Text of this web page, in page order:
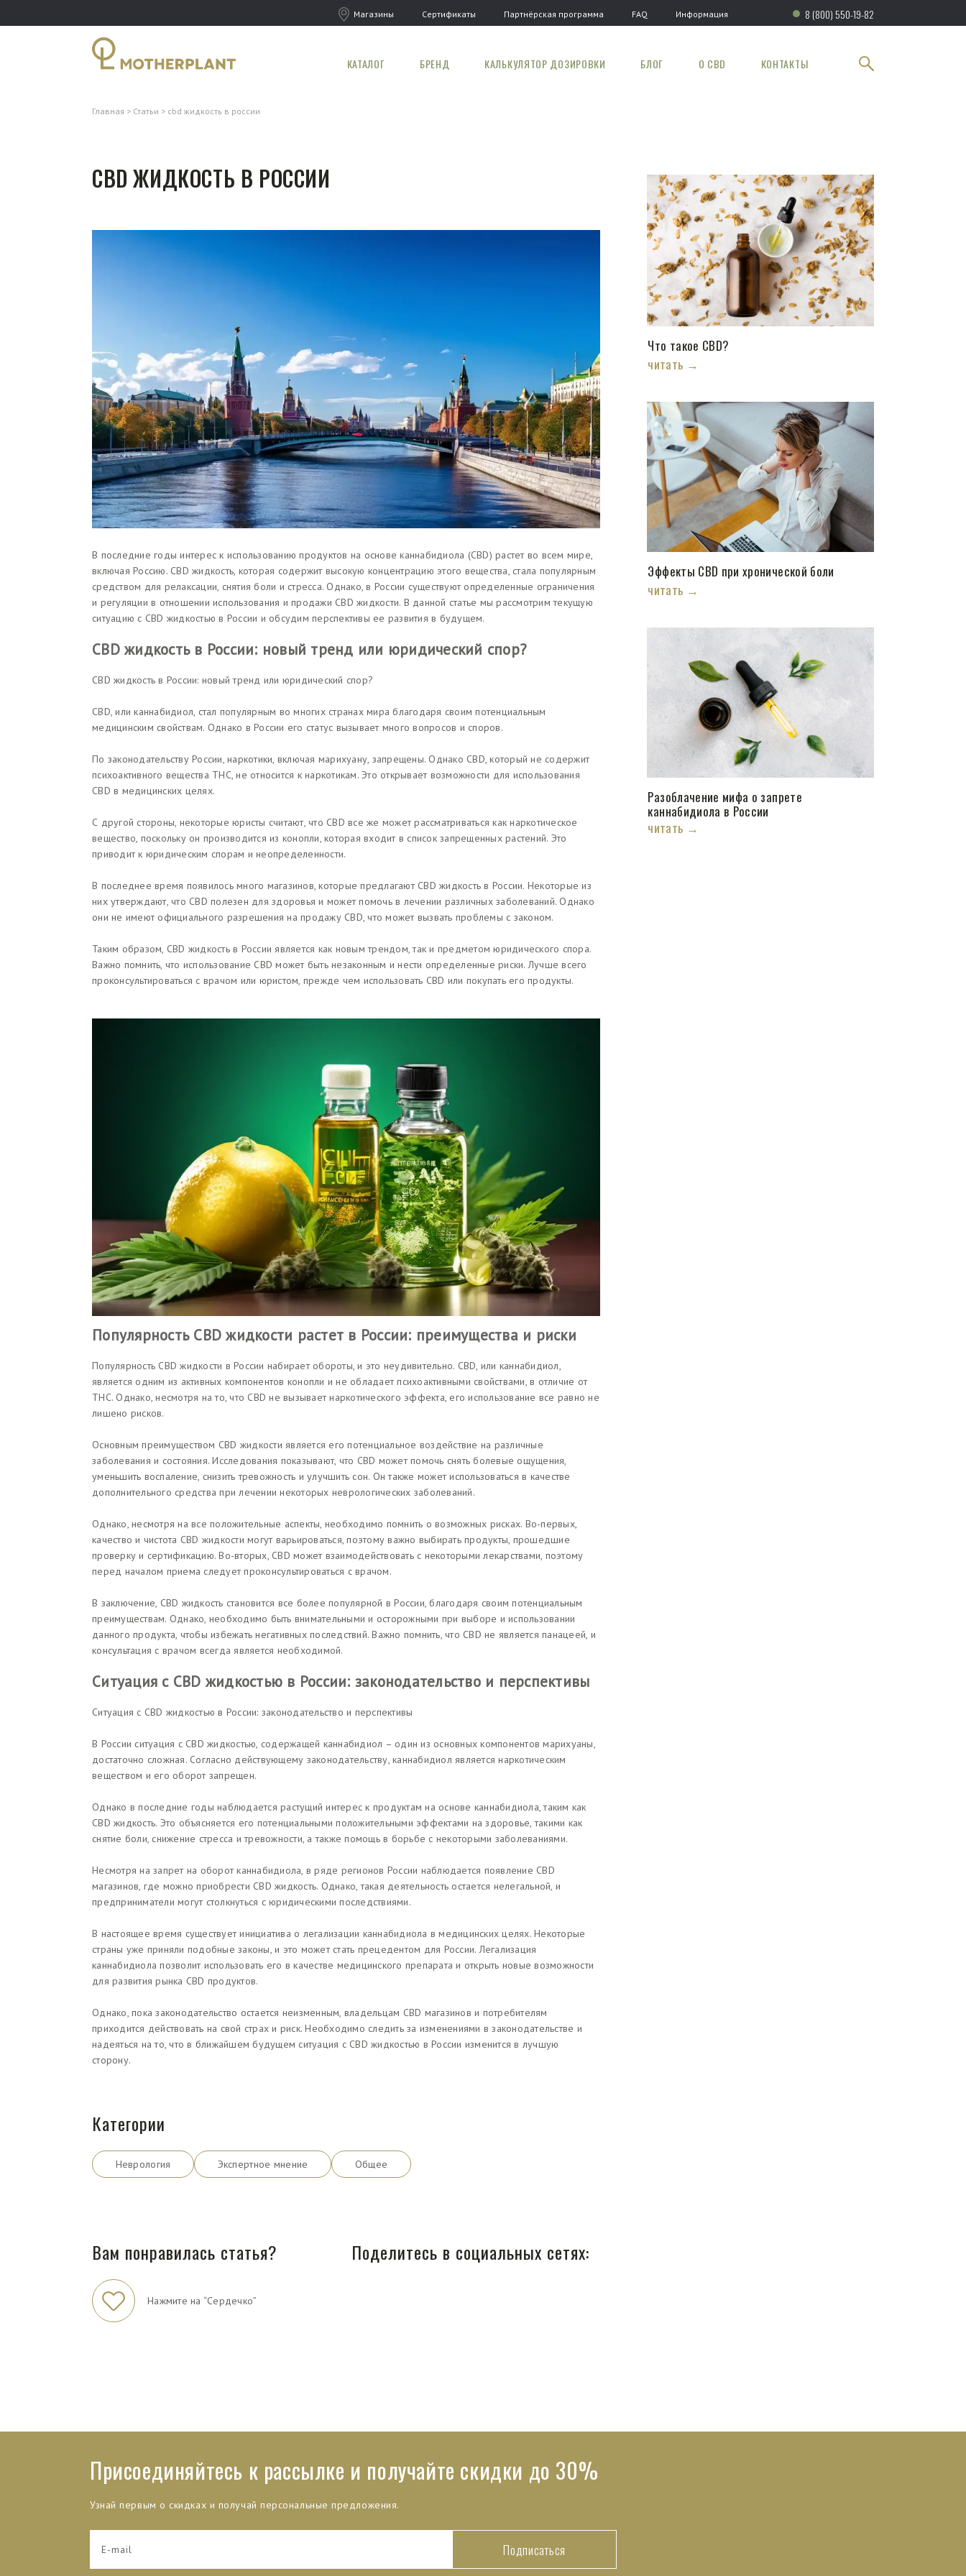
Магазины Сертификаты Партнёрская программа FAQ Информация 8 (800) 550-19-82
КАТАЛОГ БРЕНД КАЛЬКУЛЯТОР ДОЗИРОВКИ БЛОГ О CBD КОНТАКТЫ
Главная Статьи cbd жидкость в россии
CBD ЖИДКОСТЬ В РОССИИ
В последние годы интерес к использованию продуктов на основе каннабидиола (CBD) растет во всем мире,
включая Россию. CBD жидкость, которая содержит высокую концентрацию этого вещества, стала популярным
средством для релаксации, снятия боли и стресса. Однако, в России существуют определенные ограничения
и регуляции в отношении использования и продажи CBD жидкости. В данной статье мы рассмотрим текущую
ситуацию с CBD жидкостью в России и обсудим перспективы ее развития в будущем.
CBD жидкость в России: новый тренд или юридический спор?
CBD жидкость в России: новый тренд или юридический спор?
CBD, или каннабидиол, стал популярным во многих странах мира благодаря своим потенциальным
медицинским свойствам. Однако в России его статус вызывает много вопросов и споров.
По законодательству России, наркотики, включая марихуану, запрещены. Однако CBD, который не содержит
психоактивного вещества THC, не относится к наркотикам. Это открывает возможности для использования
CBD в медицинских целях.
С другой стороны, некоторые юристы считают, что CBD все же может рассматриваться как наркотическое
вещество, поскольку он производится из конопли, которая входит в список запрещенных растений. Это
приводит к юридическим спорам и неопределенности.
В последнее время появилось много магазинов, которые предлагают CBD жидкость в России. Некоторые из
них утверждают, что CBD полезен для здоровья и может помочь в лечении различных заболеваний. Однако
они не имеют официального разрешения на продажу CBD, что может вызвать проблемы с законом.
Таким образом, CBD жидкость в России является как новым трендом, так и предметом юридического спора.
Важно помнить, что использование CBD может быть незаконным и нести определенные риски. Лучше всего
проконсультироваться с врачом или юристом, прежде чем использовать CBD или покупать его продукты.
Популярность CBD жидкости растет в России: преимущества и риски
Популярность CBD жидкости в России набирает обороты, и это неудивительно. CBD, или каннабидиол,
является одним из активных компонентов конопли и не обладает психоактивными свойствами, в отличие от
THC. Однако, несмотря на то, что CBD не вызывает наркотического эффекта, его использование все равно не
лишено рисков.
Основным преимуществом CBD жидкости является его потенциальное воздействие на различные
заболевания и состояния. Исследования показывают, что CBD может помочь снять болевые ощущения,
уменьшить воспаление, снизить тревожность и улучшить сон. Он также может использоваться в качестве
дополнительного средства при лечении некоторых неврологических заболеваний.
Однако, несмотря на все положительные аспекты, необходимо помнить о возможных рисках. Во-первых,
качество и чистота CBD жидкости могут варьироваться, поэтому важно выбирать продукты, прошедшие
проверку и сертификацию. Во-вторых, CBD может взаимодействовать с некоторыми лекарствами, поэтому
перед началом приема следует проконсультироваться с врачом.
В заключение, CBD жидкость становится все более популярной в России, благодаря своим потенциальным
преимуществам. Однако, необходимо быть внимательными и осторожными при выборе и использовании
данного продукта, чтобы избежать негативных последствий. Важно помнить, что CBD не является панацеей, и
консультация с врачом всегда является необходимой.
Ситуация с CBD жидкостью в России: законодательство и перспективы
Ситуация с CBD жидкостью в России: законодательство и перспективы
В России ситуация с CBD жидкостью, содержащей каннабидиол – один из основных компонентов марихуаны,
достаточно сложная. Согласно действующему законодательству, каннабидиол является наркотическим
веществом и его оборот запрещен.
Однако в последние годы наблюдается растущий интерес к продуктам на основе каннабидиола, таким как
CBD жидкость. Это объясняется его потенциальными положительными эффектами на здоровье, такими как
снятие боли, снижение стресса и тревожности, а также помощь в борьбе с некоторыми заболеваниями.
Несмотря на запрет на оборот каннабидиола, в ряде регионов России наблюдается появление CBD
магазинов, где можно приобрести CBD жидкость. Однако, такая деятельность остается нелегальной, и
предприниматели могут столкнуться с юридическими последствиями.
В настоящее время существует инициатива о легализации каннабидиола в медицинских целях. Некоторые
страны уже приняли подобные законы, и это может стать прецедентом для России. Легализация
каннабидиола позволит использовать его в качестве медицинского препарата и открыть новые возможности
для развития рынка CBD продуктов.
Однако, пока законодательство остается неизменным, владельцам CBD магазинов и потребителям
приходится действовать на свой страх и риск. Необходимо следить за изменениями в законодательстве и
надеяться на то, что в ближайшем будущем ситуация с CBD жидкостью в России изменится в лучшую
сторону.
Категории
Неврология Экспертное мнение Общее
Вам понравилась статья?
Нажмите на “Сердечко”
Поделитесь в социальных сетях:
Что такое CBD?
читать →
Эффекты CBD при хронической боли
читать →
Разоблачение мифа о запрете
каннабидиола в России
читать →
Присоединяйтесь к рассылке и получайте скидки до 30%
Узнай первым о скидках и получай персональные предложения.
Подписаться